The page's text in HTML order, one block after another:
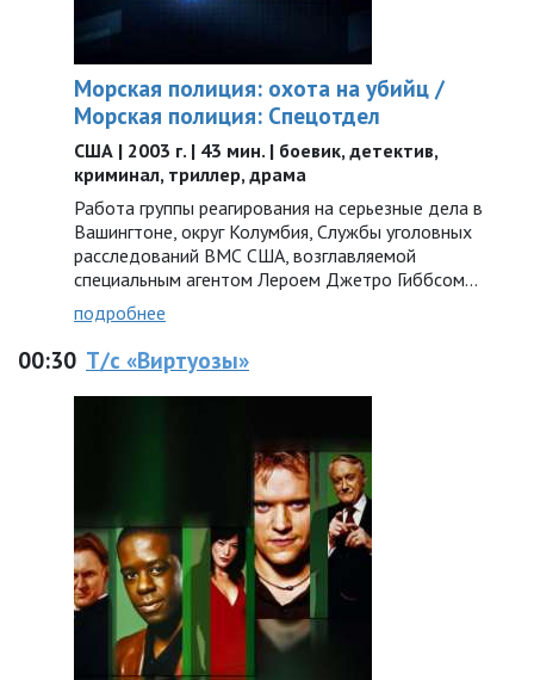
Морская полиция: охота на убийц /
Морская полиция: Спецотдел
США | 2003 г. | 43 мин. | боевик, детектив,
криминал, триллер, драма
Работа группы реагирования на серьезные дела в
Вашингтоне, округ Колумбия, Службы уголовных
расследований ВМС США, возглавляемой
специальным агентом Лероем Джетро Гиббсом…
подробнее
00:30 Т/с «Виртуозы»